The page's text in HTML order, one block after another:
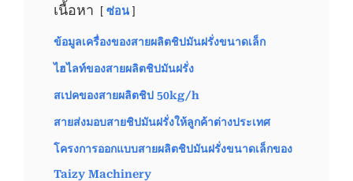
เนื้อหา ซ่อน
ข้อมูลเครื่องของสายผลิตชิปมันฝรั่งขนาดเล็ก
ไฮไลท์ของสายผลิตชิปมันฝรั่ง
สเปคของสายผลิตชิป 50kg/h
สายส่งมอบสายชิปมันฝรั่งให้ลูกค้าต่างประเทศ
โครงการออกแบบสายผลิตชิปมันฝรั่งขนาดเล็กของ
Taizy Machinery